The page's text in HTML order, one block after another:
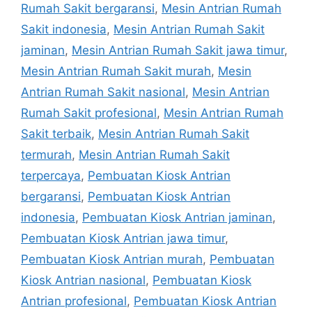
Rumah Sakit bergaransi, Mesin Antrian Rumah
Sakit indonesia, Mesin Antrian Rumah Sakit
jaminan, Mesin Antrian Rumah Sakit jawa timur,
Mesin Antrian Rumah Sakit murah, Mesin
Antrian Rumah Sakit nasional, Mesin Antrian
Rumah Sakit profesional, Mesin Antrian Rumah
Sakit terbaik, Mesin Antrian Rumah Sakit
termurah, Mesin Antrian Rumah Sakit
terpercaya, Pembuatan Kiosk Antrian
bergaransi, Pembuatan Kiosk Antrian
indonesia, Pembuatan Kiosk Antrian jaminan,
Pembuatan Kiosk Antrian jawa timur,
Pembuatan Kiosk Antrian murah, Pembuatan
Kiosk Antrian nasional, Pembuatan Kiosk
Antrian profesional, Pembuatan Kiosk Antrian